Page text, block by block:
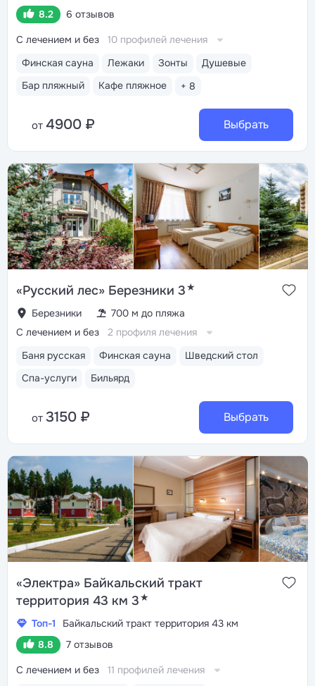
8.2
6 отзывов
Финская сауна Лежаки Зонты
Душевые
Бар пляжный
Кафе пляжное + 8
С лечением и без 10 профилей лечения
от 4900 ₽ Выбрать
«Русский лес» Березники 3★
Березники 700 м до пляжа
Баня русская Финская сауна
Шведский стол
Спа-услуги
Бильярд
С лечением и без 2 профиля лечения
от 3150 ₽ Выбрать
«Электра» Байкальский тракт
территория 43 км 3★
Топ-1
Байкальский тракт территория 43 км
8.8
7 отзывов
С лечением и без 11 профилей лечения